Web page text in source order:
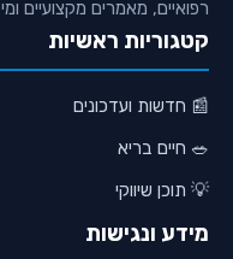
רפואיים, מאמרים מקצועיים
קטגוריות ראשיות
📰 חדשות ועדכונים
🥗 חיים בריא
💡 תוכן שיווקי
מידע ונגישות